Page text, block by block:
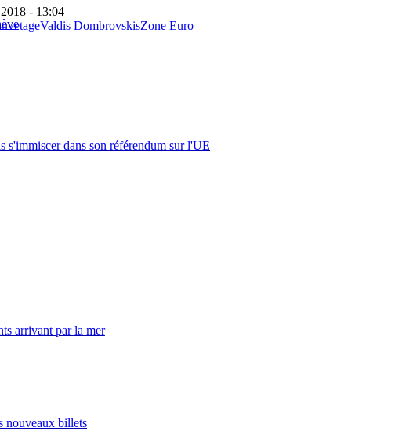
- 13:04
Valdis DombrovskisZone Euro
dans son référendum sur l'UE
arrivant par la mer
nouveaux billets